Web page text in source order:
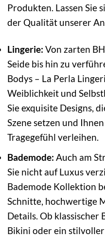
Produkten. Lassen Sie
der Qualität unserer
Lingerie: Von zarten
Seide bis hin zu
Bodys – La Perla
Weiblichkeit und
Sie exquisite Designs,
Szene setzen und
Tragegefühl verleihen.
Bademode: Auch am
Sie nicht auf Luxus
Bademode Kollektion
Schnitte, hochwertige
Details. Ob klassischer
Bikini oder ein